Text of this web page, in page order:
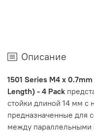
Описание
1501 Series M4 x
Length) - 4 Pack
стойки длиной 14 мм
предназначенные для
между параллельными